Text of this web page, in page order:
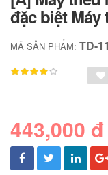
đặc biệt Máy
MÃ SẢN PHẨM: TD-
443,000 đ